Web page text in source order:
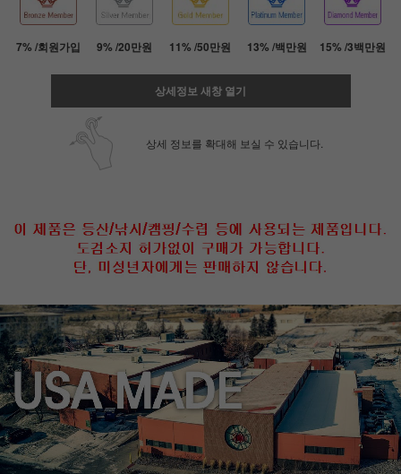
페이코 ID로 페
7% /회원가입 9% /20만원 11% /50만원 13% /백만원 15% /3백만원
상세정보 새창 열기
상세 정보를 확대해 보실 수 있습니다.